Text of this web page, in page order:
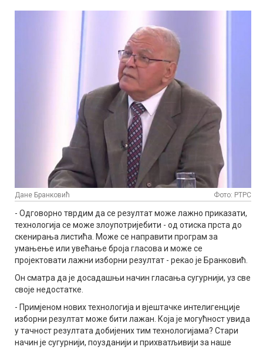
Дане Бранковић Фото: РТРС
- Одговорно тврдим да се резултат може лажно приказати,
технологија се може злоупотријебити - од отиска прста до
скенирања листића. Може се направити програм за
умањење или увећање броја гласова и може се
пројектовати лажни изборни резултат - рекао је Бранковић.
Он сматра да је досадашњи начин гласања сугурнији, уз све
своје недостатке.
- Примјеном нових технологија и вјештачке интелигенције
изборни резултат може бити лажан. Која је могућност увида
у тачност резултата добијених тим технологијама? Стари
начин је сугурнији, поузданији и прихватљивији за наше